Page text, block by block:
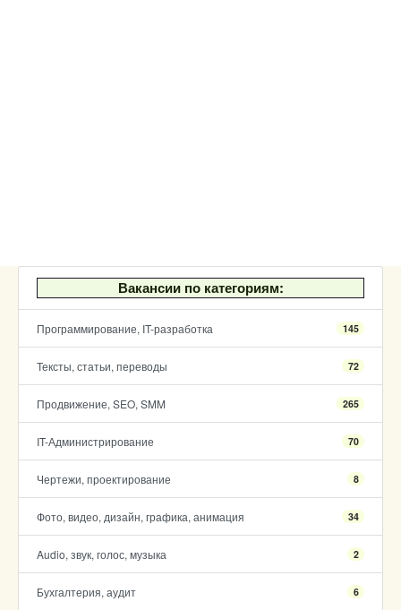
Вакансии по категориям:
Программирование, IT-разработка 145
Тексты, статьи, переводы 72
Продвижение, SEO, SMM 265
IT-Администрирование 70
Чертежи, проектирование 8
Фото, видео, дизайн, графика, анимация 34
Audio, звук, голос, музыка 2
Бухгалтерия, аудит 6